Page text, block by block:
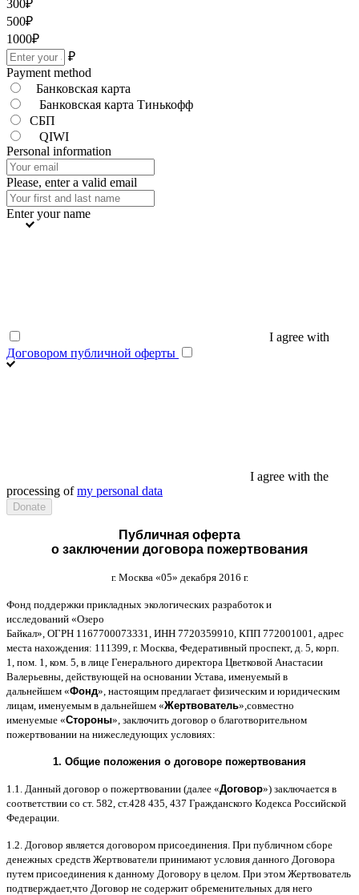
300₽
500₽
1000₽
₽
Payment method
Банковская карта
Банковская карта Тинькофф
СБП
QIWI
Personal information
Please, enter a valid email
Enter your name
I agree with
Договором публичной оферты
I agree with the
processing ofmy personal data
Публичная оферта
о заключении договора пожертвования
г. Москва «05» декабря 2016 г.
Фонд поддержки прикладных экологических разработок и
исследований «Озеро
Байкал», ОГРН 1167700073331, ИНН 7720359910, КПП 772001001, адрес
места нахождения: 111399, г. Москва Федеративный проспект, д . 5, корп
1, пом . 1, ком . 5, в лице Генерального директора Цветковой Анастасии
Валерьевны действующей на основании Устава именуемый в
дальнейшем «Фонд», настоящим предлагает физическим и юридическим
лицам именуемым в дальнейшем «Жертвователь», совместно
именуемые «Стороны», заключить договор o благотворительном
пожертвовании на нижеследующих условиях:
1. Общие положения o договоре пожертвования
1.1. Данный договор о пожертвовании (далее «Договор») заключается в
соответствии со ст. 582, ст.428 435, 437 Гражданского Кодекса Российской
Федерации
1.2. Договор является договором присоединения При публичном сборе
денежных средств Жертвователи принимают условия данного Договора
путем присоединения к данному Договору в целом При этом Жертвователь
подтверждает,что Договор не содержит обременительных для него